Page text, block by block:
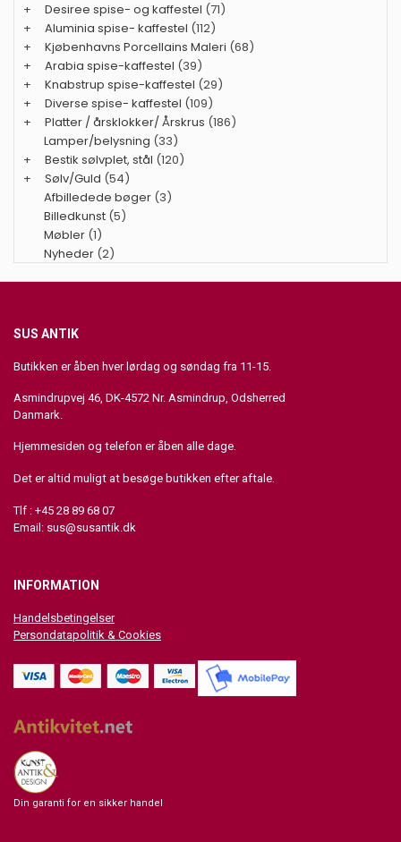
+
Desiree spise- og kaffestel (71)
+
Aluminia spise- kaffestel (112)
+
Kjøbenhavns Porcellains Maleri (68)
+
Arabia spise-kaffestel (39)
+
Knabstrup spise-kaffestel (29)
+
Diverse spise- kaffestel (109)
+
Platter / årsklokker/ Årskrus (186)
Lamper/belysning (33)
+
Bestik sølvplet, stål (120)
+
Sølv/Guld (54)
Afbilledede bøger (3)
Billedkunst (5)
Møbler (1)
Nyheder (2)
SUS ANTIK
Butikken er åben hver lørdag og søndag fra 11-15.
Asmindrupvej 46, DK-4572 Nr. Asmindrup, Odsherred
Danmark.
Hjemmesiden og telefon er åben alle dage.
Det er altid muligt at besøge butikken efter aftale.
Tlf : +45 28 89 68 07
Email: sus@susantik.dk
INFORMATION
Handelsbetingelser
Persondatapolitik & Cookies
Din garanti for en sikker handel